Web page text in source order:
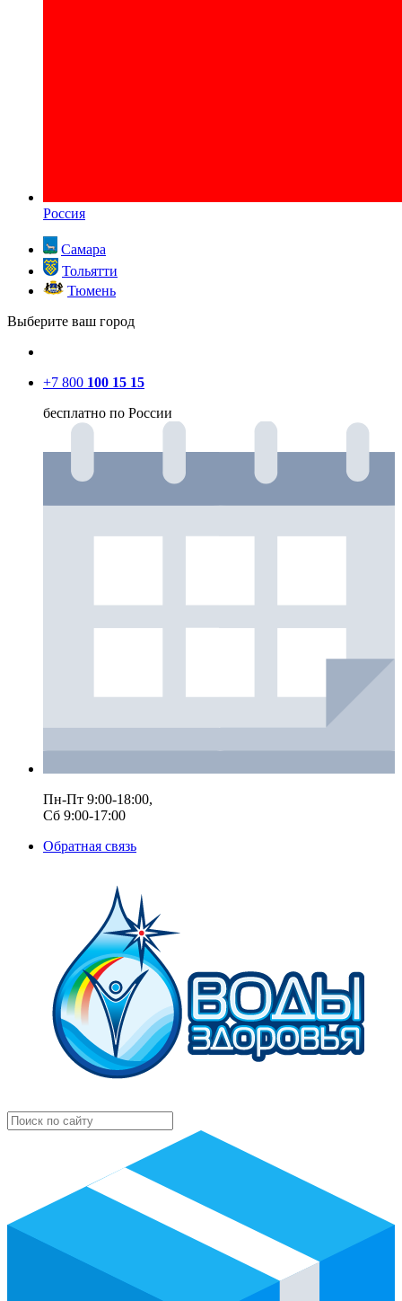
Россия
Самара
Тольятти
Тюмень
Выберите ваш город
+7 800 100 15 15
бесплатно по России
Пн-Пт 9:00-18:00,
Сб 9:00-17:00
Обратная связь